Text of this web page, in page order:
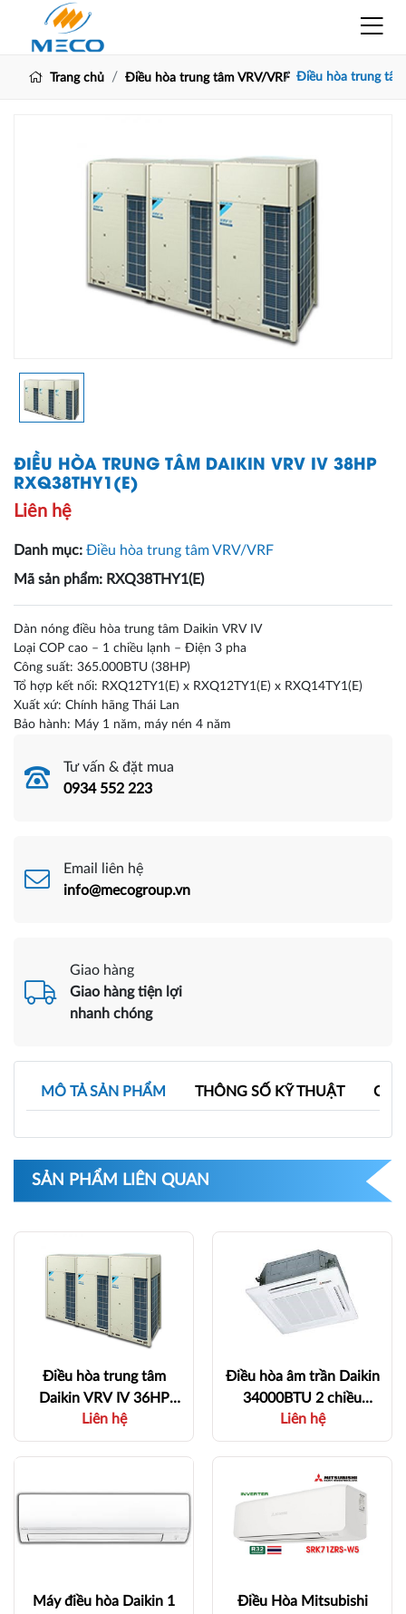
Trang chủ Điều hòa trung tâm VRV/VRF Điều hòa trung tâm
ĐIỀU HÒA TRUNG TÂM DAIKIN VRV IV 38HP
RXQ38THY1(E)
Liên hệ
Danh mục: Điều hòa trung tâm VRV/VRF
Mã sản phẩm: RXQ38THY1(E)
Dàn nóng điều hòa trung tâm Daikin VRV IV
Loại COP cao – 1 chiều lạnh – Điện 3 pha
Công suất: 365.000BTU (38HP)
Tổ hợp kết nối: RXQ12TY1(E) x RXQ12TY1(E) x RXQ14TY1(E)
Xuất xứ: Chính hãng Thái Lan
Bảo hành: Máy 1 năm, máy nén 4 năm
Tư vấn & đặt mua
0934 552 223
Email liên hệ
info@mecogroup.vn
Giao hàng
Giao hàng tiện lợi
nhanh chóng
MÔ TẢ SẢN PHẨM THÔNG SỐ KỸ THUẬT
SẢN PHẨM LIÊN QUAN
Điều hòa trung tâm
Daikin VRV IV 36HP
RXQ36THY1(E) - 6 Hp -
60 Hp - 1 Chiều
Liên hệ
Điều hòa âm trần Daikin
34000BTU 2 chiều
inverter
FCTF100AVM/RZA100
Chiều
Liên hệ
Máy điều hòa Daikin 1
Điều Hòa Mitsubishi